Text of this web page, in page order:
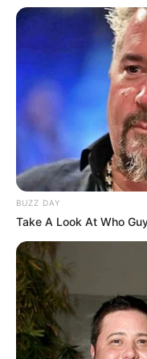
Rütter (VOX)
2016 das neue
zentraler Anlauf-
interessierten
den
seltene
ganz persönlich
Poitou Esel. Das
Tiergehege für
Herzen des
für alle Kinder,
Informationen
Max Arche.
Tannenbad in
Tannenbad in
BUZZ DAY
Take A Look At Who